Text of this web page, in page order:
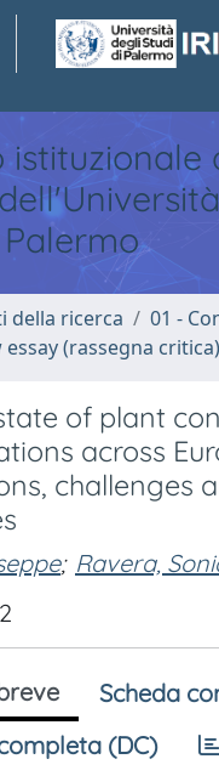
istituzionale
della ricerca
01 -
essay (rassegna critica)
of plant
across
challenges
; Ravera,
Scheda
(DC)